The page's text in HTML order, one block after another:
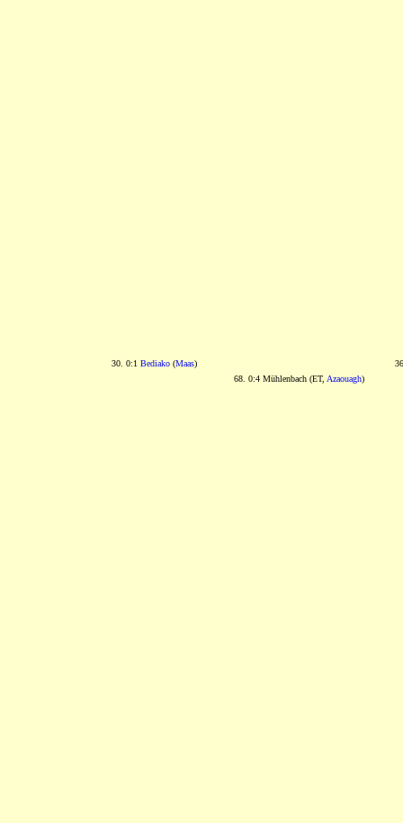
30. 0:1 Bediako(Maas)
68. 0:4 Mühlenbach (ET, Azaouagh)